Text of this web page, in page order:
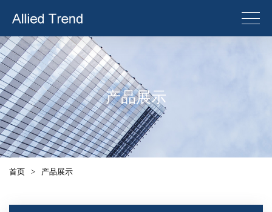
产品展示
首页 > 产品展示